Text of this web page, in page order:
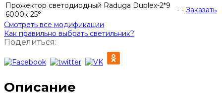
Прожектор светодиодный Raduga Duplex-2*9
6000к 25°
- - Заказать
Смотреть все модификации
Как правильно выбрать светильник?
Поделиться:
Описание